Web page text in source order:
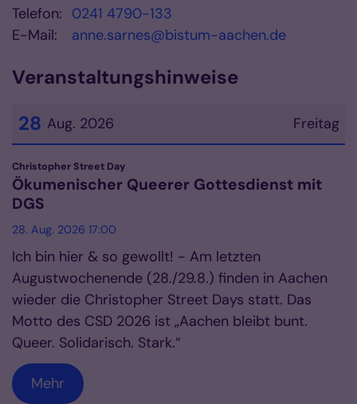
Telefon: 0241 4790-133
E-Mail:
anne.sarnes@bistum-aachen.de
Veranstaltungshinweise
Freitag
28 Aug. 2026
Datum: 28. August 2026
Christopher Street Day
Ökumenischer Queerer Gottesdienst mit
DGS
28. Aug. 2026 17:00
Ich bin hier & so gewollt! - Am letzten
Augustwochenende (28./29.8.) finden in Aachen
wieder die Christopher Street Days statt. Das
Motto des CSD 2026 ist „Aachen bleibt bunt.
Queer. Solidarisch. Stark.“
Mehr